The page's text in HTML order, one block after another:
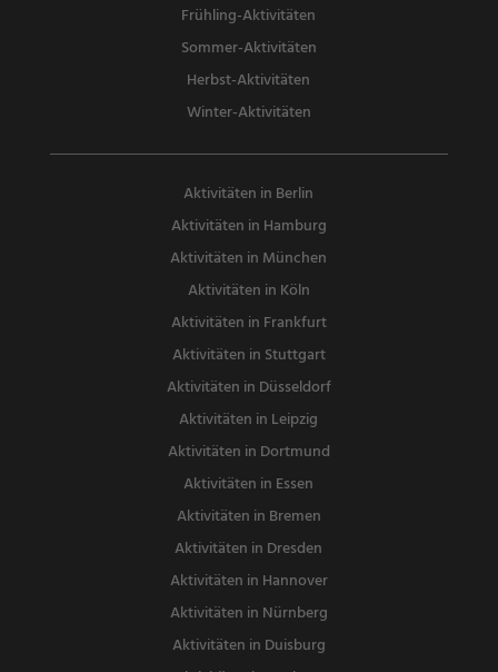
Frühling-Aktivitäten
Sommer-Aktivitäten
Herbst-Aktivitäten
Winter-Aktivitäten
Aktivitäten in Berlin
Aktivitäten in Hamburg
Aktivitäten in München
Aktivitäten in Köln
Aktivitäten in Frankfurt
Aktivitäten in Stuttgart
Aktivitäten in Düsseldorf
Aktivitäten in Leipzig
Aktivitäten in Dortmund
Aktivitäten in Essen
Aktivitäten in Bremen
Aktivitäten in Dresden
Aktivitäten in Hannover
Aktivitäten in Nürnberg
Aktivitäten in Duisburg